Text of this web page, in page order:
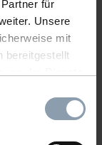
für
Unsere
mit
bereitgestellt